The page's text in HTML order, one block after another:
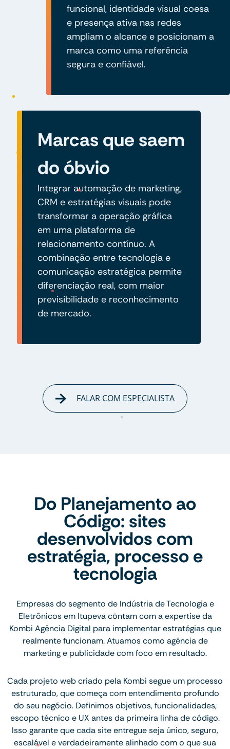
funcional, identidade visual coesa
e presença ativa nas redes
ampliam o alcance e posicionam a
marca como uma referência
segura e confiável.
Marcas que saem
do óbvio
Integrar automação de marketing,
CRM e estratégias visuais pode
transformar a operação gráfica
em uma plataforma de
relacionamento contínuo. A
combinação entre tecnologia e
comunicação estratégica permite
diferenciação real, com maior
previsibilidade e reconhecimento
de mercado.
FALAR COM ESPECIALISTA
Do Planejamento ao
Código: sites
desenvolvidos com
estratégia, processo e
tecnologia
Empresas do segmento de Indústria de Tecnologia e
Eletrônicos em Itupeva contam com a expertise da
Kombi Agência Digital para implementar estratégias que
realmente funcionam. Atuamos como agência de
marketing e publicidade com foco em resultado.
Cada projeto web criado pela Kombi segue um processo
estruturado, que começa com entendimento profundo
do seu negócio. Definimos objetivos, funcionalidades,
escopo técnico e UX antes da primeira linha de código.
Isso garante que cada site entregue seja único, seguro,
escalável e verdadeiramente alinhado com o que sua